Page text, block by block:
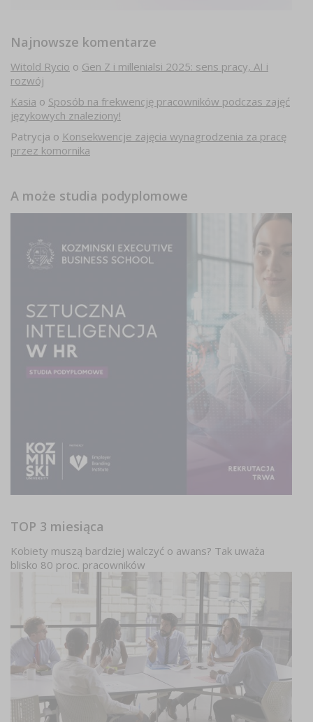
Najnowsze komentarze
Witold Rycio o Gen Z i millenialsi 2025: sens pracy, AI i
rozwój
Kasia o Sposób na frekwencję pracowników podczas zajęć
językowych znaleziony!
Patrycja o Konsekwencje zajęcia wynagrodzenia za pracę
przez komornika
A może studia podyplomowe
TOP 3 miesiąca
Kobiety muszą bardziej walczyć o awans? Tak uważa
blisko 80 proc. pracowników